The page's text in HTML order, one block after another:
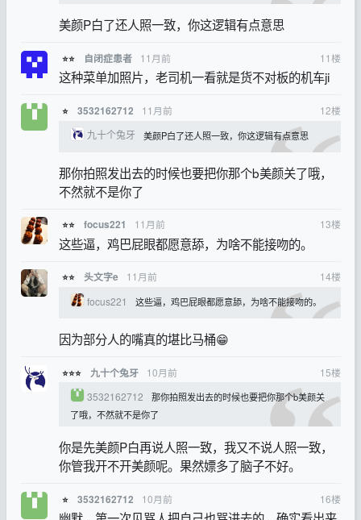
美颜P白了还人照一致，你这逻辑有点意思
⭐⭐ 自闭症患者 11月前 11楼
这种菜单加照片，老司机一看就是货不对板的机车ji
⭐ 3532162712 11月前 12楼
九十个兔牙
美颜P白了还人照一致，你这逻辑有点意思
那你拍照发出去的时候也要把你那个b美颜关了哦，
不然就不是你了
⭐⭐ focus221 11月前 13楼
这些逼，鸡巴屁眼都愿意舔，为啥不能接吻的。
⭐⭐ 头文字e 11月前 14楼
focus221
这些逼，鸡巴屁眼都愿意舔，为啥不能接吻的。
因为部分人的嘴真的堪比马桶😁
⭐⭐⭐ 九十个兔牙 10月前 15楼
3532162712
那你拍照发出去的时候也要把你那个b美颜关
了哦，不然就不是你了
你是先美颜P白再说人照一致，我又不说人照一致，
你管我开不开美颜呢。果然嫖多了脑子不好。
⭐ 3532162712 10月前 16楼